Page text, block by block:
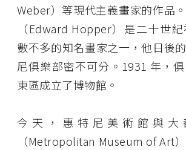
Weber）等現代主義畫家的作品
（Edward Hopper）是二十世
數不多的知名畫家之一，他日後
尼俱樂部密不可分。1931 年，
東區成立了博物館。
今天，惠特尼美術館與大
（Metropolitan Museum of Art